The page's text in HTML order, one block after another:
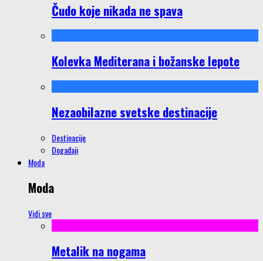
Čudo koje nikada ne spava
Kolevka Mediterana i božanske lepote
Nezaobilazne svetske destinacije
Destinacije
Događaji
Moda
Moda
Vidi sve
Metalik na nogama